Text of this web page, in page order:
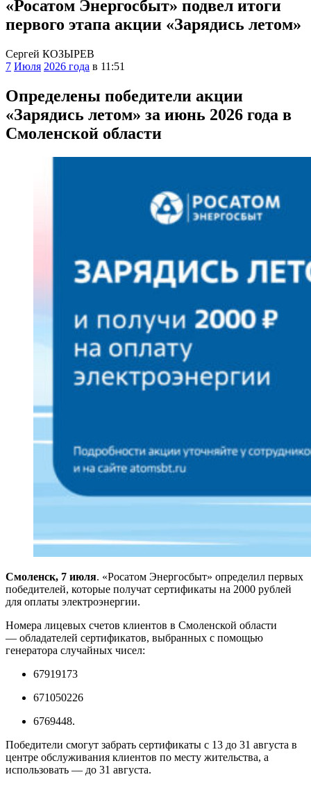
«Росатом Энергосбыт» подвел итоги
первого этапа акции «Зарядись летом»
Сергей КОЗЫРЕВ
7 Июля 2026 года в 11:51
Определены победители акции
«Зарядись летом» за июнь 2026 года в
Смоленской области
Смоленск, 7 июля. «Росатом Энергосбыт» определил первых
победителей, которые получат сертификаты на 2000 рублей
для оплаты электроэнергии.
Номера лицевых счетов клиентов в Смоленской области
— обладателей сертификатов, выбранных с помощью
генератора случайных чисел:
67919173
671050226
6769448.
Победители смогут забрать сертификаты с 13 до 31 августа в
центре обслуживания клиентов по месту жительства, а
использовать — до 31 августа.